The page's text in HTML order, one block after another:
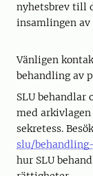
nyhetsbrev till
insamlingen
Vänligen
behandling av
SLU
med
sekretess.
slu/
hur SLU